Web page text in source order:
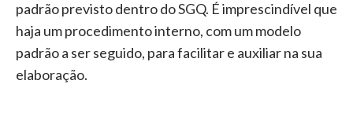
padrão previsto dentro do SGQ. É imprescindível que
haja um procedimento interno, com um modelo
padrão a ser seguido, para facilitar e auxiliar na sua
elaboração.